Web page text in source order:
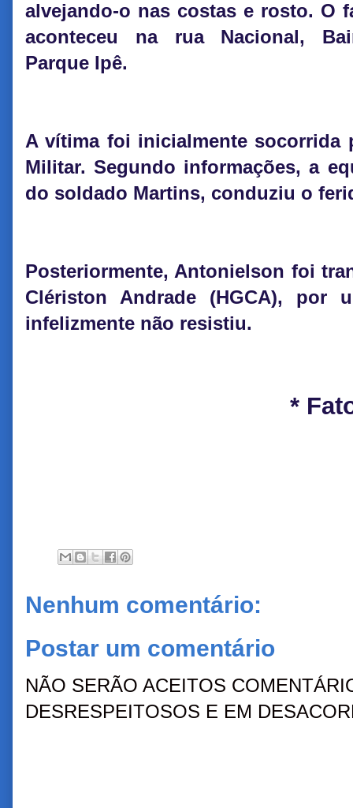
alvejando-o nas costas e rosto. O
aconteceu na rua Nacional,
Parque Ipê.
A vítima foi inicialmente socorrida
Militar. Segundo informações, a
do soldado Martins, conduziu o
Posteriormente, Antonielson foi
Clériston Andrade (HGCA), por
infelizmente não resistiu.
*
Nenhum comentário:
Postar um comentário
NÃO SERÃO ACEITOS
DESRESPEITOSOS E EM